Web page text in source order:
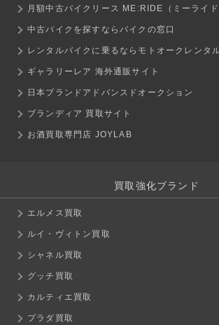
月額中古バイクリース ME:RIDE（ミーライド
中古バイクを探すならバイクの窓口
レンタルバイクに乗るならモトオークレンタ
ギャラリーレア 海外通販サイト
日本ブランドアドバンスドオークション
ブランディア 買取サイト
お酒買取専門店 JOYLAB
買取強化ブランド
エルメス買取
ルイ・ヴィトン買取
シャネル買取
グッチ買取
カルティエ買取
プラダ買取